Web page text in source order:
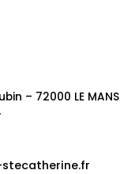
– 72000 LE MANS